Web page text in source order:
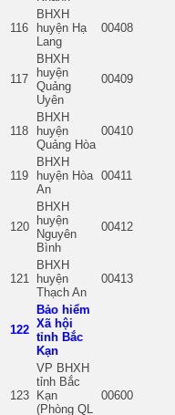
116
BHXH
huyện Hạ
Lang
00408
117
BHXH
huyện
Quảng
Uyên
00409
118
BHXH
huyện
Quảng Hòa
00410
119
BHXH
huyện Hòa
An
00411
120
BHXH
huyện
Nguyên
Bình
00412
121
BHXH
huyện
Thạch An
00413
122
Bảo hiểm
Xã hội
tỉnh Bắc
Kạn
123
VP BHXH
tỉnh Bắc
Kạn
(Phòng QL
00600